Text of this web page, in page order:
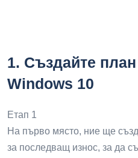
1. Създайте
Windows 10
Етап 1
На първо място, ние ще
за последващ износ, за да